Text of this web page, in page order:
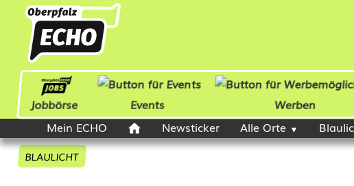
Jobbörse Events Werben
Mein ECHO
Newsticker Alle Orte
BLAULICHT